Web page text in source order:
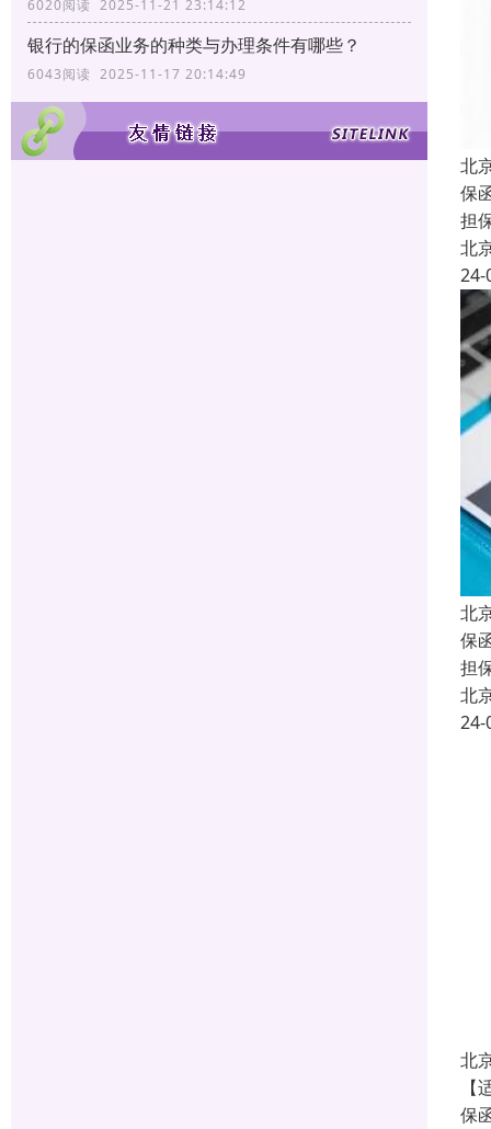
6020阅读 2025-11-21 23:14:12
银行的保函业务的种类与办理条件有哪些？
6043阅读 2025-11-17 20:14:49
北
保
担
北
24-
北
保
担
北
24-
北
保